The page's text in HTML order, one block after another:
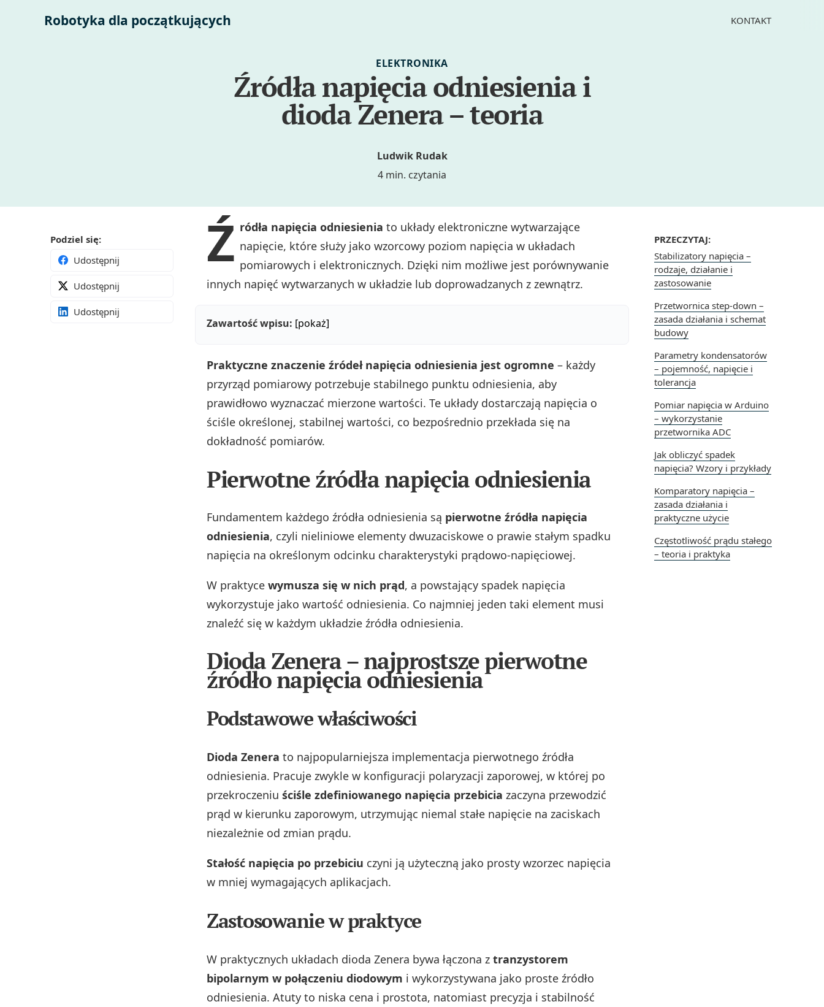
Robotyka dla początkujących KONTAKT
ELEKTRONIKA
Źródła napięcia odniesienia i
dioda Zenera – teoria
Ludwik Rudak
4 min. czytania
PRZECZYTAJ:
Stabilizatory napięcia –
rodzaje, działanie i
zastosowanie
Przetwornica step-down –
zasada działania i schemat
budowy
Parametry kondensatorów
– pojemność, napięcie i
tolerancja
Pomiar napięcia w Arduino
– wykorzystanie
przetwornika ADC
Jak obliczyć spadek
napięcia? Wzory i przykłady
Komparatory napięcia –
zasada działania i
praktyczne użycie
Częstotliwość prądu stałego
– teoria i praktyka
Podziel się:
Udostępnij
Udostępnij
Udostępnij
Ź ródła napięcia odniesienia to układy elektroniczne wytwarzające
napięcie, które służy jako wzorcowy poziom napięcia w układach
pomiarowych i elektronicznych. Dzięki nim możliwe jest porównywanie
innych napięć wytwarzanych w układzie lub doprowadzanych z zewnątrz.
Zawartość wpisu: [pokaż]
Praktyczne znaczenie źródeł napięcia odniesienia jest ogromne – każdy
przyrząd pomiarowy potrzebuje stabilnego punktu odniesienia, aby
prawidłowo wyznaczać mierzone wartości. Te układy dostarczają napięcia o
ściśle określonej, stabilnej wartości, co bezpośrednio przekłada się na
dokładność pomiarów.
Pierwotne źródła napięcia odniesienia
Fundamentem każdego źródła odniesienia są pierwotne źródła napięcia
odniesienia, czyli nieliniowe elementy dwuzaciskowe o prawie stałym spadku
napięcia na określonym odcinku charakterystyki prądowo-napięciowej.
W praktyce wymusza się w nich prąd, a powstający spadek napięcia
wykorzystuje jako wartość odniesienia. Co najmniej jeden taki element musi
znaleźć się w każdym układzie źródła odniesienia.
Dioda Zenera – najprostsze pierwotne
źródło napięcia odniesienia
Podstawowe właściwości
Dioda Zenera to najpopularniejsza implementacja pierwotnego źródła
odniesienia. Pracuje zwykle w konfiguracji polaryzacji zaporowej, w której po
przekroczeniu ściśle zdefiniowanego napięcia przebicia zaczyna przewodzić
prąd w kierunku zaporowym, utrzymując niemal stałe napięcie na zaciskach
niezależnie od zmian prądu.
Stałość napięcia po przebiciu czyni ją użyteczną jako prosty wzorzec napięcia
w mniej wymagających aplikacjach.
Zastosowanie w praktyce
W praktycznych układach dioda Zenera bywa łączona z tranzystorem
bipolarnym w połączeniu diodowym i wykorzystywana jako proste źródło
odniesienia. Atuty to niska cena i prostota, natomiast precyzja i stabilność